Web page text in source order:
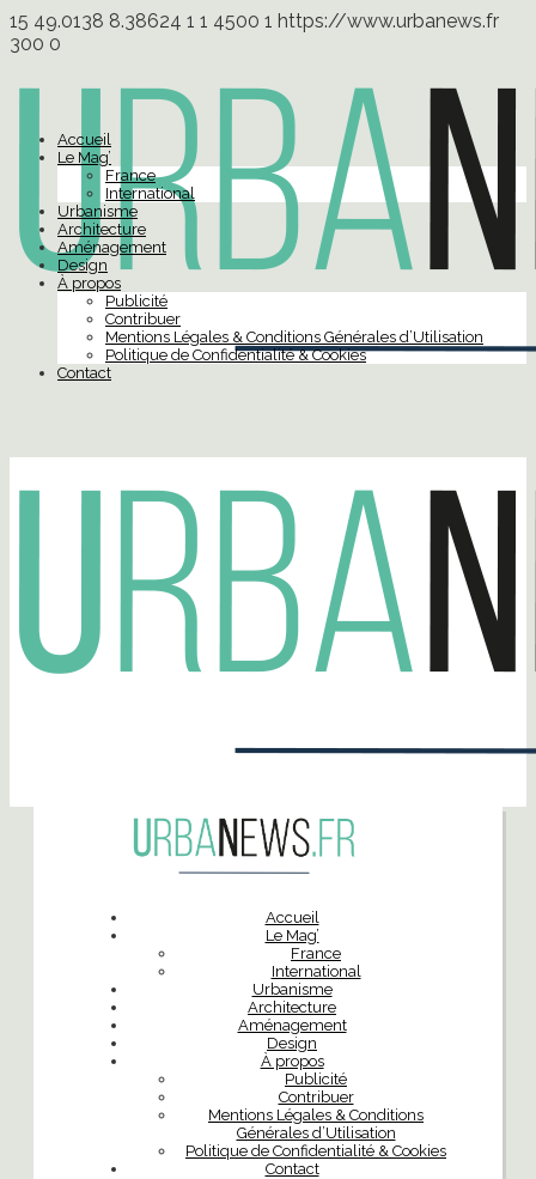
15 49.0138 8.38624 1 1 4500 1 https://www.urbanews.fr
300 0
Accueil
Le Mag’
France
International
Urbanisme
Architecture
Aménagement
Design
À propos
Publicité
Contribuer
Mentions Légales & Conditions Générales d’Utilisation
Politique de Confidentialité & Cookies
Contact
Accueil
Le Mag’
France
International
Urbanisme
Architecture
Aménagement
Design
À propos
Publicité
Contribuer
Mentions Légales & Conditions
Générales d’Utilisation
Politique de Confidentialité & Cookies
Contact